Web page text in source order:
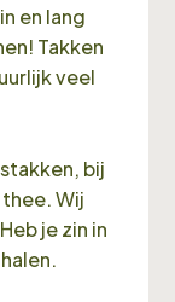
en lang
Takken
veel
bij
Wij
je zin in